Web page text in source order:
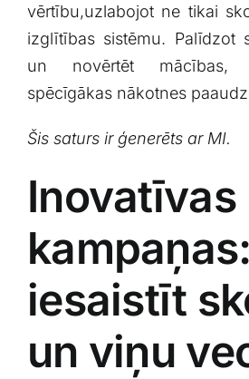
vērtību,uzlabojot⁢ ne ​tikai
izglītības⁤ sistēmu. ‍Palīdzot
un novērtēt mācības,
‌spēcīgākas nākotnes⁢
Šis⁣ saturs ir‌ ģenerēts ar MI.
Inovatīvas⁣
iesaistīt
​un viņu